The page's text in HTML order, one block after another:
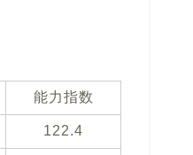
能力指数
122.4